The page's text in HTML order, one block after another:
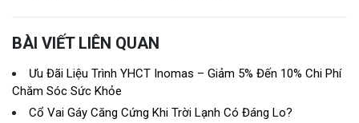
BÀI VIẾT LIÊN QUAN
Ưu Đãi Liệu Trình YHCT Inomas – Giảm 5% Đến 10% Chi Phí
Chăm Sóc Sức Khỏe
Cổ Vai Gáy Căng Cứng Khi Trời Lạnh Có Đáng Lo?